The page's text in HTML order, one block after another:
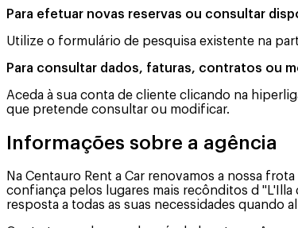
Para efetuar novas reservas ou consultar
Utilize o formulário de pesquisa existente na
Para consultar dados, faturas, contratos ou
Aceda à sua conta de cliente clicando na
que pretende consultar ou modificar.
Informações sobre a agência
Na Centauro Rent a Car renovamos a nossa
confiança pelos lugares mais recônditos d "L'Illa
resposta a todas as suas necessidades quando